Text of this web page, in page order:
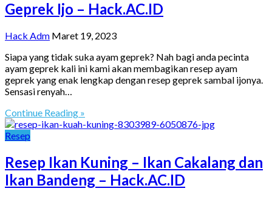
Geprek Ijo – Hack.AC.ID
Hack Adm Maret 19, 2023
Siapa yang tidak suka ayam geprek? Nah bagi anda pecinta
ayam geprek kali ini kami akan membagikan resep ayam
geprek yang enak lengkap dengan resep geprek sambal ijonya.
Sensasi renyah…
Continue Reading »
Resep
Resep Ikan Kuning – Ikan Cakalang dan
Ikan Bandeng – Hack.AC.ID